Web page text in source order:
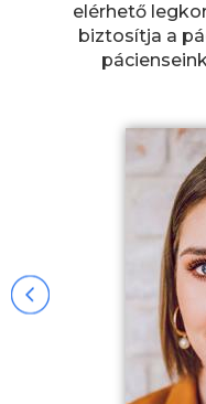
elérhető
biztosítja a